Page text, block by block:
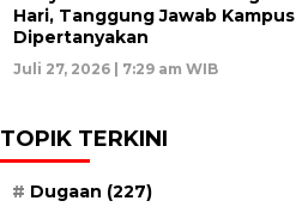
Hari, Tanggung Jawab Kampus
Dipertanyakan
Juli 27, 2026 | 7:29 am WIB
TOPIK TERKINI
Dugaan (227)